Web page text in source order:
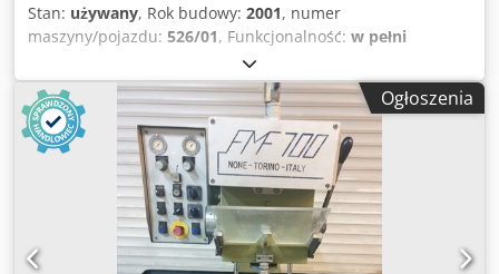
Stan: używany, Rok budowy: 2001, numer
maszyny/pojazdu: 526/01, Funkcjonalność: w pełni
60 000 h
V, rodzaj prądu wejściowego:trójfazowy, długość posuwu
oś X:1 250 mm, Używana wiertarka do szkła z
automatyczną linią pomiarową. W dobrym stanie. Cedpfsx
Rp Rgex Abuerf
Ogłoszenia